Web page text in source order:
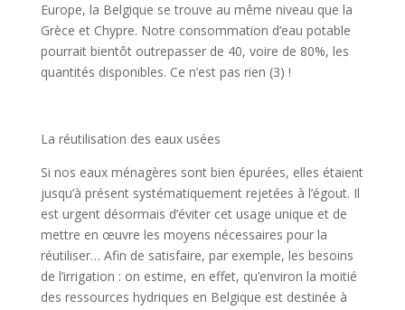
Europe, la Belgique se trouve au même niveau que la
Grèce et Chypre. Notre consommation d’eau potable
pourrait bientôt outrepasser de 40, voire de 80%, les
quantités disponibles. Ce n’est pas rien (3) !
La réutilisation des eaux usées
Si nos eaux ménagères sont bien épurées, elles étaient
jusqu’à présent systématiquement rejetées à l’égout. Il
est urgent désormais d’éviter cet usage unique et de
mettre en œuvre les moyens nécessaires pour la
réutiliser… Afin de satisfaire, par exemple, les besoins
de l’irrigation : on estime, en effet, qu’environ la moitié
des ressources hydriques en Belgique est destinée à